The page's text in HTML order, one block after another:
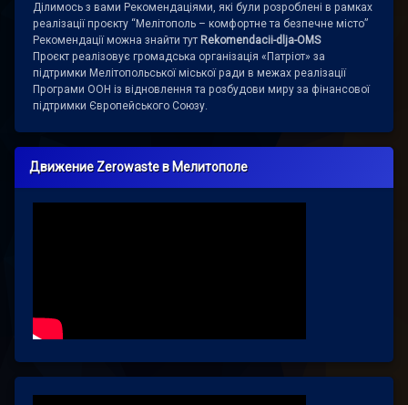
Ділимось з вами Рекомендаціями, які були розроблені в рамках
реалізації проєкту “Мелітополь – комфортне та безпечне місто”
Рекомендації можна знайти тут Rekomendacii-dlja-OMS
Проєкт реалізовує громадська організація «Патріот» за
підтримки Мелітопольської міської ради в межах реалізації
Програми ООН із відновлення та розбудови миру за фінансової
підтримки Європейського Союзу.
Движение Zerowaste в Мелитополе